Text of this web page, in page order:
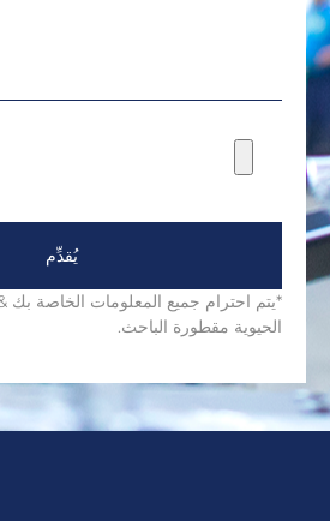
يُقدِّم
*يتم احترام جميع المعلومات الخاصة بك
الحيوية مقطورة الباحث.